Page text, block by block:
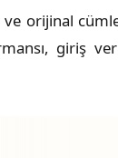
orijinal
giriş